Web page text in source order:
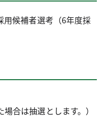
用候補者選考（6年度採
合は抽選とします。）